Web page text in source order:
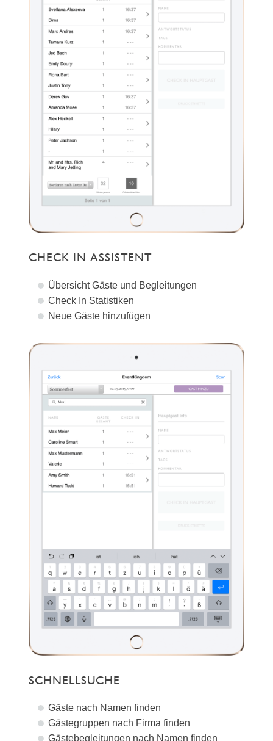
CHECK IN ASSISTENT
Übersicht Gäste und Begleitungen
Check In Statistiken
Neue Gäste hinzufügen
SCHNELLSUCHE
Gäste nach Namen finden
Gästegruppen nach Firma finden
Gästebegleitungen nach Namen finden